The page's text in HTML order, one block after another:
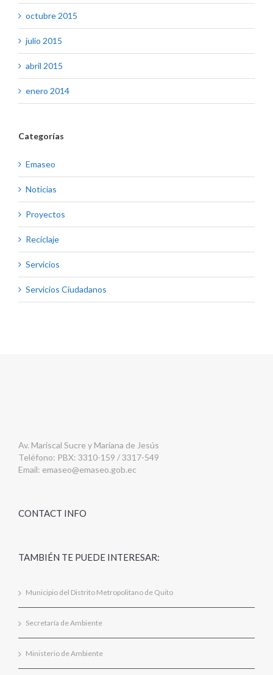
octubre 2015
julio 2015
abril 2015
enero 2014
Categorías
Emaseo
Noticias
Proyectos
Reciclaje
Servicios
Servicios Ciudadanos
Av. Mariscal Sucre y Mariana de Jesús
Teléfono: PBX: 3310-159 / 3317-549
Email: emaseo@emaseo.gob.ec
CONTACT INFO
TAMBIÉN TE PUEDE INTERESAR:
Municipio del Distrito Metropolitano de Quito
Secretaría de Ambiente
Ministerio de Ambiente